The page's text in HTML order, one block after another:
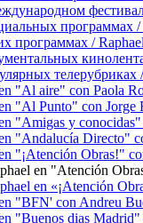
программах /
программах /
телерубриках
"Al aire" con Paola
"Al Punto" con Jorge
"Amigas y
"Andalucía Directo"
"¡Atención Obras!"
en "Atención
en «¡Atención
"BFN' con Andreu
"Buenos dias